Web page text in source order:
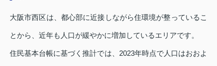
大阪市西区は、都心部に近接しながら住環境が整っているこ
とから、近年も人口が緩やかに増加しているエリアです。
住民基本台帳に基づく推計では、2023年時点で人口はおおよ